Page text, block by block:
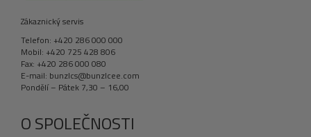
Zákaznický servis
Telefon: +420 286 000 000
Mobil: +420 725 428 806
Fax: +420 286 000 080
E-mail: bunzlcs@bunzlcee.com
Pondělí – Pátek 7,30 – 16,00
O SPOLEČNOSTI